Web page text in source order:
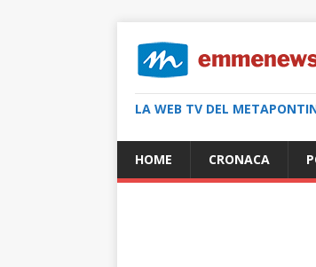
LA WEB TV DEL
HOME CRONACA